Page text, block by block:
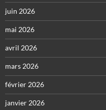
juin 2026
mai 2026
avril 2026
mars 2026
février 2026
janvier 2026